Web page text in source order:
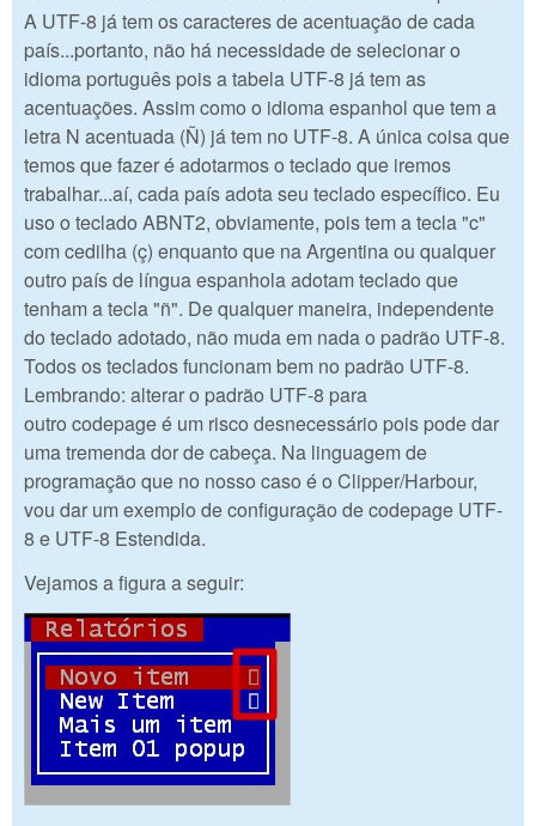
A UTF-8 já tem os caracteres de acentuação de cada
país...portanto, não há necessidade de selecionar o
idioma português pois a tabela UTF-8 já tem as
acentuações. Assim como o idioma espanhol que tem a
letra N acentuada (Ñ) já tem no UTF-8. A única coisa que
temos que fazer é adotarmos o teclado que iremos
trabalhar...aí, cada país adota seu teclado específico. Eu
uso o teclado ABNT2, obviamente, pois tem a tecla "c"
com cedilha (ç) enquanto que na Argentina ou qualquer
outro país de língua espanhola adotam teclado que
tenham a tecla "ñ". De qualquer maneira, independente
do teclado adotado, não muda em nada o padrão UTF-8.
Todos os teclados funcionam bem no padrão UTF-8.
Lembrando: alterar o padrão UTF-8 para
outro codepage é um risco desnecessário pois pode dar
uma tremenda dor de cabeça. Na linguagem de
programação que no nosso caso é o Clipper/Harbour,
vou dar um exemplo de configuração de codepage UTF-
8 e UTF-8 Estendida.
Vejamos a figura a seguir: